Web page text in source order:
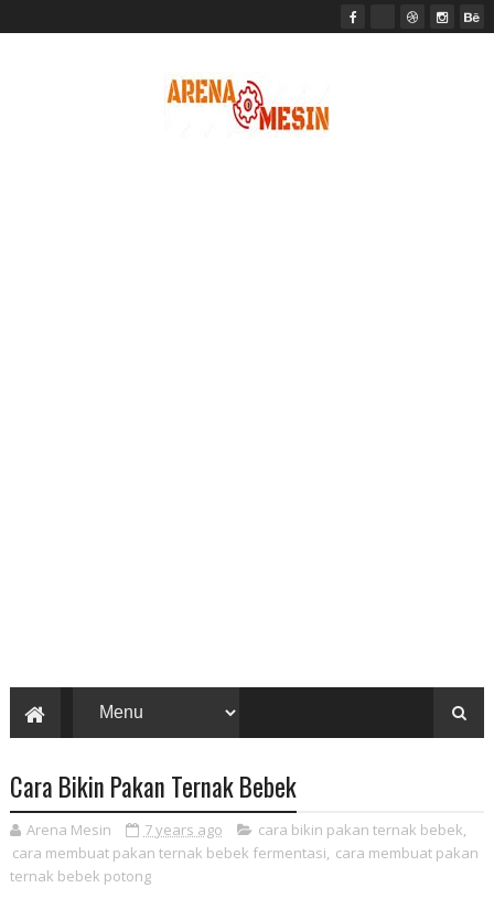
Cara Bikin Pakan Ternak Bebek
Arena Mesin 7 years ago cara bikin pakan ternak bebek,
cara membuat pakan ternak bebek fermentasi, cara membuat pakan
ternak bebek potong